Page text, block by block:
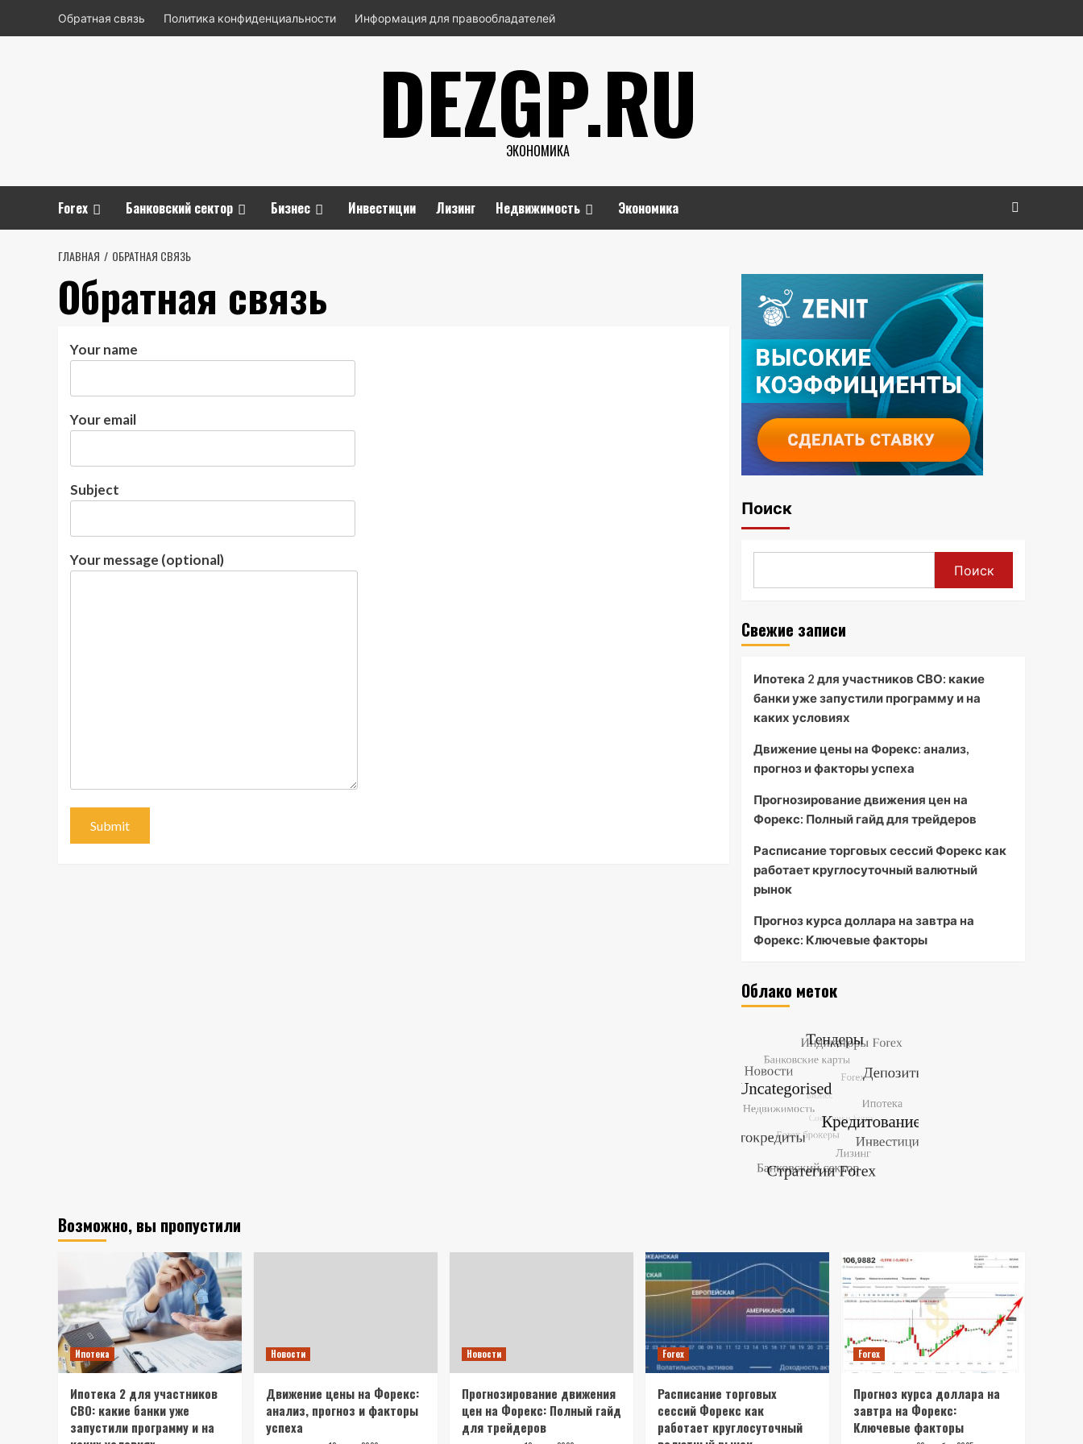
Обратная связь Политика конфиденциальности Информация для правообладателей
DEZGP.RU
ЭКОНОМИКА
Forex Банковский сектор Бизнес Инвестиции Лизинг Недвижимость Экономика
ГЛАВНАЯ ОБРАТНАЯ СВЯЗЬ
Обратная связь
Your name
Your email
Subject
Your message (optional)
Поиск
Поиск
Свежие записи
Ипотека 2 для участников СВО: какие
банки уже запустили программу и на
каких условиях
Движение цены на Форекс: анализ,
прогноз и факторы успеха
Прогнозирование движения цен на
Форекс: Полный гайд для трейдеров
Расписание торговых сессий Форекс как
работает круглосуточный валютный
рынок
Прогноз курса доллара на завтра на
Форекс: Ключевые факторы
Облако меток
Возможно, вы пропустили
Ипотека
Ипотека 2 для участников
СВО: какие банки уже
запустили программу и на
Новости
Движение цены на Форекс:
анализ, прогноз и факторы
успеха
Новости
Прогнозирование движения
цен на Форекс: Полный гайд
для трейдеров
Forex
Расписание торговых
сессий Форекс как
работает круглосуточный
Forex
Прогноз курса доллара на
завтра на Форекс:
Ключевые факторы